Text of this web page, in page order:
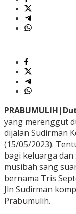
PRABUMULIH|
yang merenggut
dijalan Sudirman
(15/05/2023).
bagi keluarga
musibah sang
bernama Tris
Jln Sudirman
Prabumulih.